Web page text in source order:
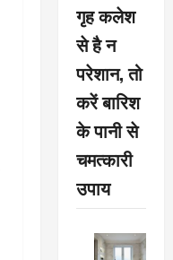
गृह कलेश
से है न
परेशान, तो
करें बारिश
के पानी से
चमत्कारी
उपाय